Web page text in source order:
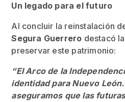
Un legado para el futuro
Al concluir la reinstalación
Segura Guerrero destacó
preservar este patrimonio:
“El Arco de la
identidad para Nuevo
aseguramos que las